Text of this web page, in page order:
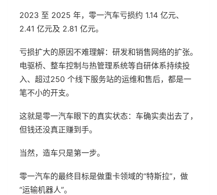
2023 至 2025 年，零一汽车亏损约 1.14 亿元、
2.41 亿元及 2.81 亿元。
亏损扩大的原因不难理解：研发和销售网络的扩张。
电驱桥、整车控制与热管理系统等自研体系持续投
入、超过250 个线下服务站的运维和售后，都是一
笔不小的开支。
这就是零一汽车眼下的真实状态：车确实卖出去了，
但钱还没真正赚到手。
当然，造车只是第一步。
零一汽车的最终目标是做重卡领域的“特斯拉”，做
“运输机器人”。